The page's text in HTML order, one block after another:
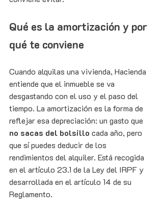
Qué es la amortización y por
qué te conviene
Cuando alquilas una vivienda, Hacienda
entiende que el inmueble se va
desgastando con el uso y el paso del
tiempo. La amortización es la forma de
reflejar esa depreciación: un gasto que
no sacas del bolsillo cada año, pero
que sí puedes deducir de los
rendimientos del alquiler. Está recogida
en el artículo 23.1 de la Ley del IRPF y
desarrollada en el artículo 14 de su
Reglamento.